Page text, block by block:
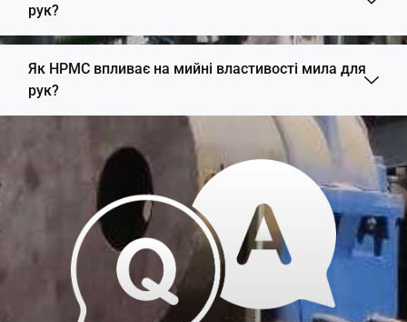
рук?
Як HPMC впливає на мийні властивості мила для
рук?